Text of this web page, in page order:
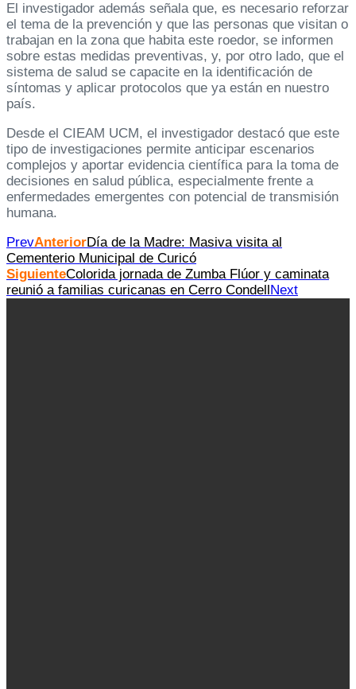
El investigador además señala que, es necesario reforzar
el tema de la prevención y que las personas que visitan o
trabajan en la zona que habita este roedor, se informen
sobre estas medidas preventivas, y, por otro lado, que el
sistema de salud se capacite en la identificación de
síntomas y aplicar protocolos que ya están en nuestro
país.
Desde el CIEAM UCM, el investigador destacó que este
tipo de investigaciones permite anticipar escenarios
complejos y aportar evidencia científica para la toma de
decisiones en salud pública, especialmente frente a
enfermedades emergentes con potencial de transmisión
humana.
PrevAnteriorDía de la Madre: Masiva visita al
Cementerio Municipal de Curicó
SiguienteColorida jornada de Zumba Flúor y caminata
reunió a familias curicanas en Cerro CondellNext